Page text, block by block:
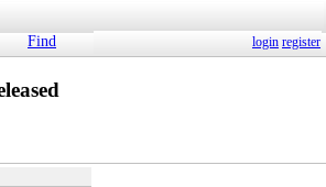
Find login register